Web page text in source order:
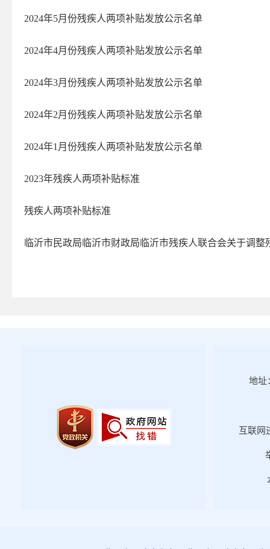
2024年5月份残疾人两项补贴发放公示名单
2024年4月份残疾人两项补贴发放公示名单
2024年3月份残疾人两项补贴发放公示名单
2024年2月份残疾人两项补贴发放公示名单
2024年1月份残疾人两项补贴发放公示名单
2023年残疾人两项补贴标准
残疾人两项补贴标准
临沂市民政局临沂市财政局临沂市残疾人联合会关于调
地址
互联网